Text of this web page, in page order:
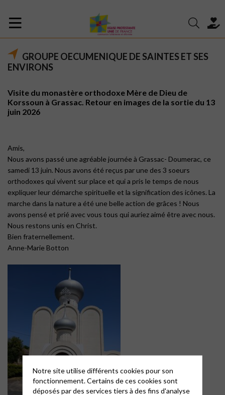
GROUPE OECUMENIQUE DE SAINTES ET SES
ENVIRONS
Visite du monastère orthodoxe Mère de Dieu de
Korssoun à Grassac. Retour en images de la sortie du 13
juin 2026
Amis,
Nous avons passé une agréable journée à Grassac- Doumerac, ce
samedi 13 juin. Nous avons été reçus par une des 3 soeurs
orthodoxes qui vivent sur place et qui a pris le temps de nous
expliquer leur démarche spirituelle et la signification des icônes. La
marche dans la nature a été une belle action de grâces ! Nous
avons pensé et prié avec vous tous qui auriez aimé être avec nous.
Nous restons unis en Christ.
Bien fraternellement.
Anne-Marie Botton
Notre site utilise différents cookies pour son
fonctionnement. Certains de ces cookies sont
déposés par des services tiers à des fins d'analyse